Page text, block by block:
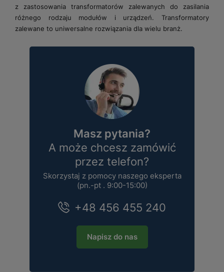
z zastosowania transformatorów zalewanych do zasilania
różnego rodzaju modułów i urządzeń. Transformatory
zalewane to uniwersalne rozwiązania dla wielu branż.
Masz pytania?
A może chcesz zamówić
przez telefon?
Skorzystaj z pomocy naszego eksperta
(pn.-pt . 9:00-15:00)
+48 456 455 240
Napisz do nas